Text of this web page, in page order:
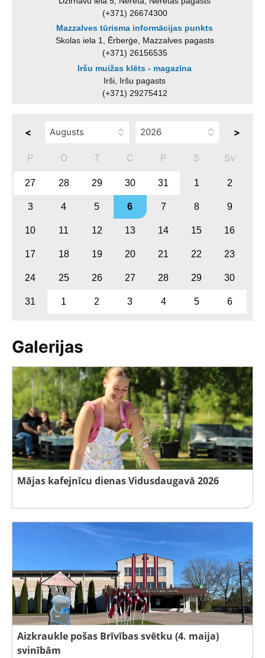
(+371) 26674300
Mazzalves tūrisma informācijas punkts
Skolas iela 1, Ērberģe, Mazzalves pagasts
(+371) 26156535
Iršu muižas klēts - magazīna
Irši, Iršu pagasts
(+371) 29275412
< >
P O T C P S Sv
27 28 29 30 31 1 2
3 4 5 6 7 8 9
10 11 12 13 14 15 16
17 18 19 20 21 22 23
24 25 26 27 28 29 30
31 1 2 3 4 5 6
Galerijas
Mājas kafejnīcu dienas Vidusdaugavā 2026
Aizkraukle pošas Brīvības svētku (4. maija)
svinībām